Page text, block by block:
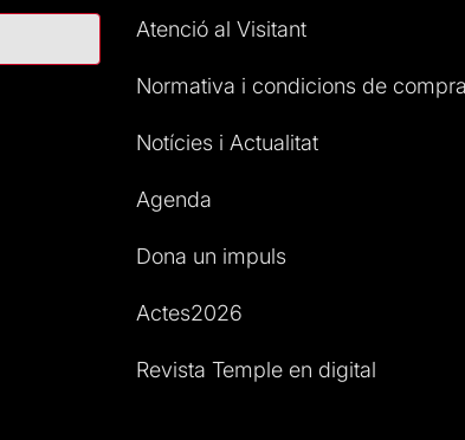
Atenció al Visitant
Normativa i condicions de compra
Notícies i Actualitat
Agenda
Dona un impuls
Actes2026
Revista Temple en digital